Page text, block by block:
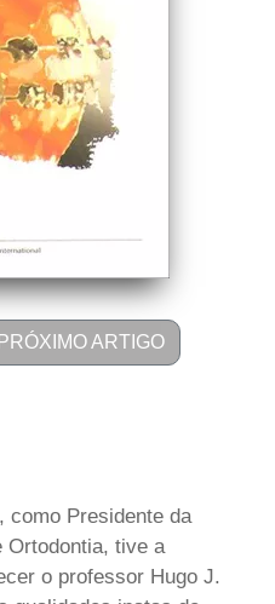
PRÓXIMO ARTIGO
como Presidente da
Ortodontia, tive a
o professor Hugo J.